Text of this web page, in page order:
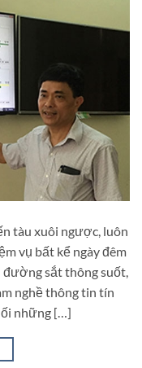
tàu xuôi ngược, luôn
vụ bất kể ngày đêm
sắt thông suốt,
nghề thông tin tín
những […]